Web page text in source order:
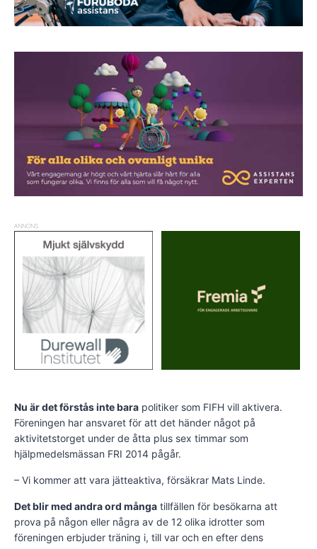
ANNONS
Nu är det förstås inte bara politiker som FIFH vill aktivera.
Föreningen har ansvaret för att det händer något på
aktivitetstorget under de åtta plus sex timmar som
hjälpmedelsmässan FRI 2014 pågår.
– Vi kommer att vara jätteaktiva, försäkrar Mats Linde.
Det blir med andra ord många tillfällen för besökarna att
prova på någon eller några av de 12 olika idrotter som
föreningen erbjuder träning i, till var och en efter dens